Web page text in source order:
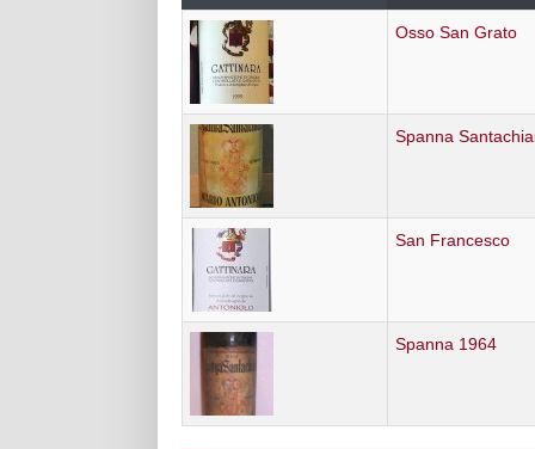
Osso San Grato
Spanna
San Francesco
Spanna 1964